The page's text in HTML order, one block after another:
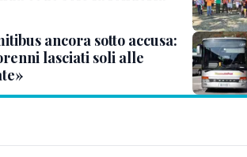
ancora sotto accusa:
lasciati soli alle